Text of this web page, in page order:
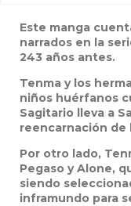
Este manga
narrados en la
243 años antes.
Tenma y los
niños huérfanos
Sagitario lleva a
reencarnación de
Por otro lado,
Pegaso y Alone,
siendo
inframundo para